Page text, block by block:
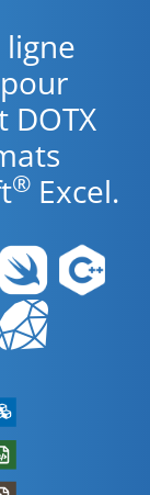
ligne
DOTX
® Excel.